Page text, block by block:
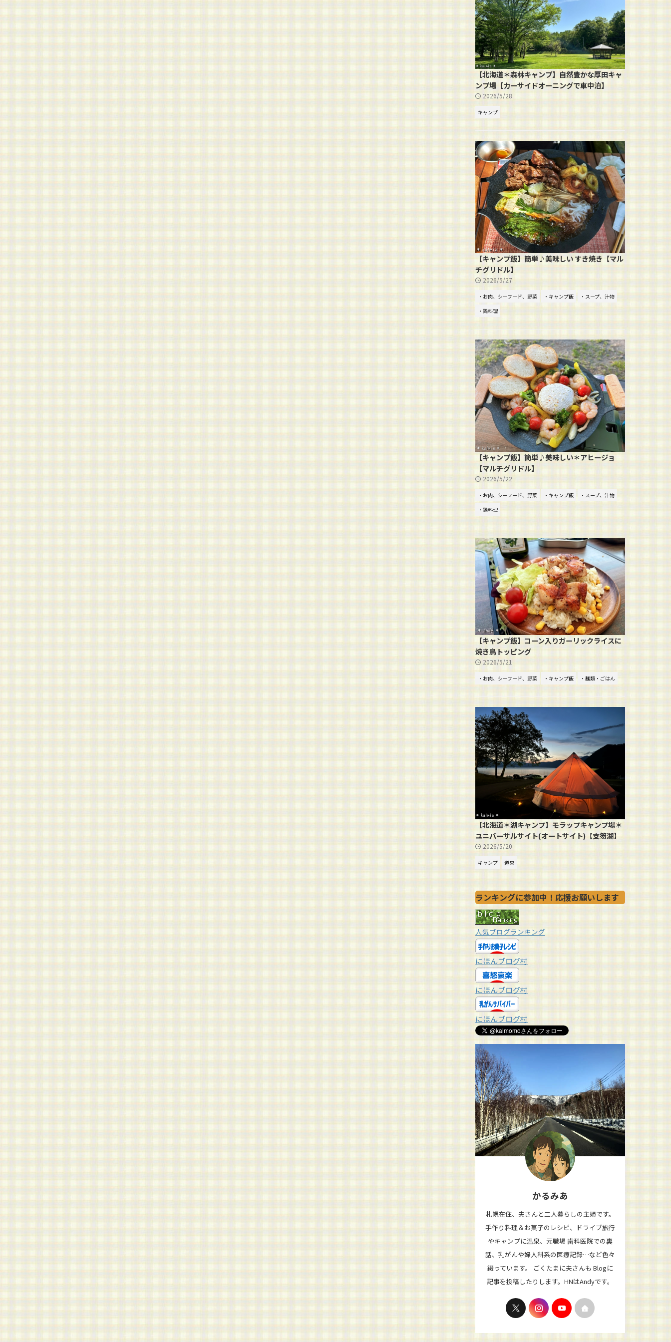
【北海道＊森林キャンプ】自然豊かな厚田キャ
ンプ場【カーサイドオーニングで車中泊】
2026/5/28
キャンプ
【キャンプ飯】簡単♪美味しい すき焼き【マル
チグリドル】
2026/5/27
・お肉、シーフード、野菜 ・キャンプ飯
・スープ、汁物
・鍋料理
【キャンプ飯】簡単♪美味しい＊アヒージョ
【マルチグリドル】
2026/5/22
・お肉、シーフード、野菜 ・キャンプ飯
・スープ、汁物
・鍋料理
【キャンプ飯】コーン入りガーリックライスに
焼き鳥トッピング
2026/5/21
・お肉、シーフード、野菜 ・キャンプ飯 ・麺類・ごはん
【北海道＊湖キャンプ】モラップキャンプ場＊
ユニバーサルサイト(オートサイト)【支笏湖】
2026/5/20
キャンプ 道央
ランキングに参加中！応援お願いします
人気ブログランキング
にほんブログ村
にほんブログ村
にほんブログ村
かるみあ
札幌在住、夫さんと二人暮らしの主婦です。
手作り料理＆お菓子のレシピ、ドライブ旅行
やキャンプに温泉、元職場 歯科医院での裏
話、乳がんや婦人科系の医療記録…など色々
綴っています。 ごくたまに夫さんも Blogに
記事を投稿したりします。HNはAndyです。